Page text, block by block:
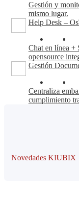
Gestión y
mismo lugar.
Help Desk –
Chat en línea +
opensource
Gestión
Centraliza
cumplimiento
Novedades KIUBIX